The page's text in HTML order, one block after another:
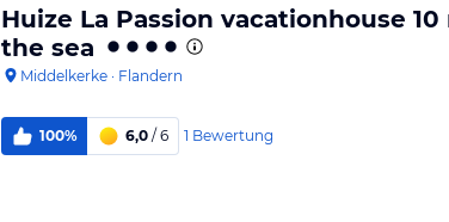
Huize La Passion vacationhouse
the sea
Middelkerke · Flandern
100% 6,0 / 6 1 Bewertung